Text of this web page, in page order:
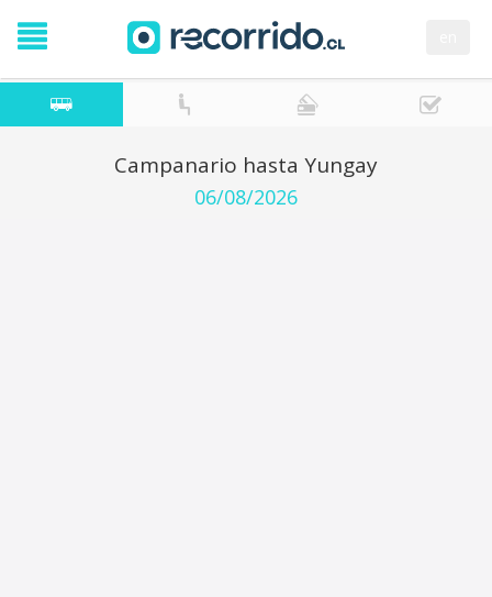
Campanario hasta Yungay
06/08/2026